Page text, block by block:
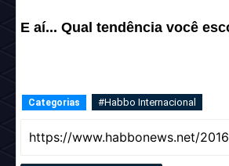
E aí... Qual tendência você
Categorias #Habbo Internacional